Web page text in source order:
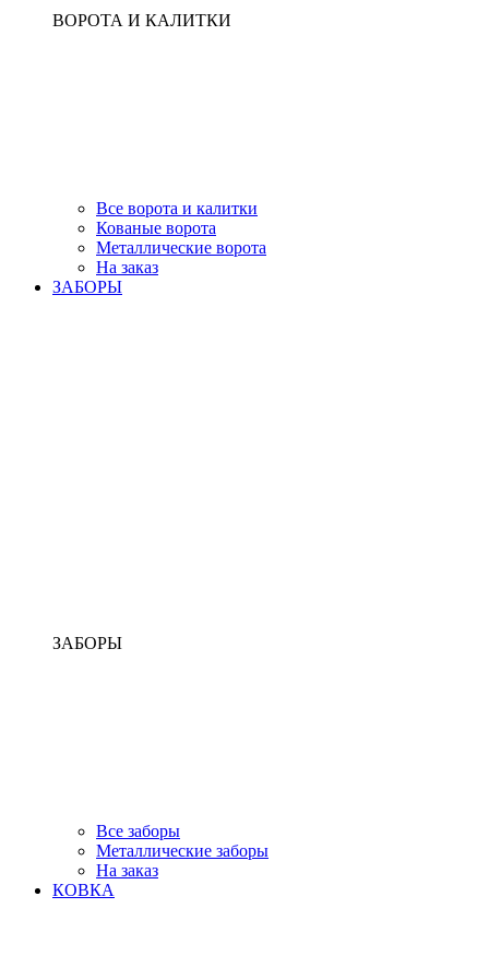
ВОРОТА И КАЛИТКИ
Все ворота и калитки
Кованые ворота
Металлические ворота
На заказ
ЗАБОРЫ
ЗАБОРЫ
Все заборы
Металлические заборы
На заказ
КОВКА